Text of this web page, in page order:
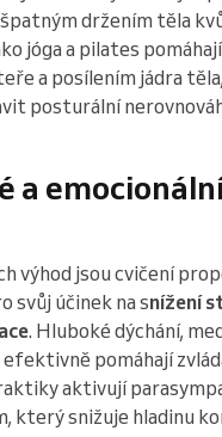
držením těla
jóga a pilates
a posílením jádra
posturální
a
výhod jsou cvičení
svůj účinek na snížení
. Hluboké dýchání,
efektivně pomáhají
aktivují
který snižuje hladinu